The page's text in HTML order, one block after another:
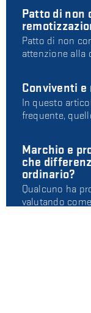
Patto di non
Patto di non
attenzione alla
Conviventi
In questo
frequente,
Marchio e
che
ordinario?
Qualcuno ha
valutando